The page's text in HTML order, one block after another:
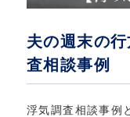
夫の週末の
査相談事例
浮気調査相談事例